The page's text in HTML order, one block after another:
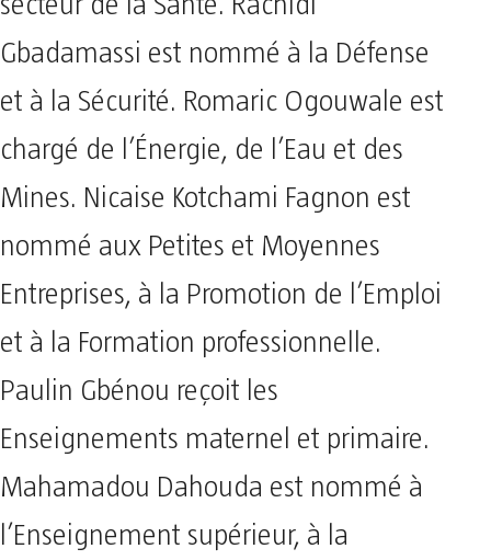
secteur de la Santé. Rachidi
Gbadamassi est nommé à la Défense
et à la Sécurité. Romaric Ogouwale est
chargé de l’Énergie, de l’Eau et des
Mines. Nicaise Kotchami Fagnon est
nommé aux Petites et Moyennes
Entreprises, à la Promotion de l’Emploi
et à la Formation professionnelle.
Paulin Gbénou reçoit les
Enseignements maternel et primaire.
Mahamadou Dahouda est nommé à
l’Enseignement supérieur, à la